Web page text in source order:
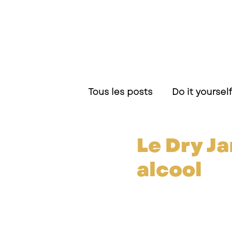
Tous les posts Do it yourself
Le Dry
alcool